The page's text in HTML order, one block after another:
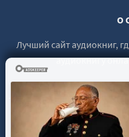
О
Лучший сайт аудиокниг,
аудиокнигу
© 2021 - 2026